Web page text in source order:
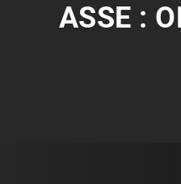
ASSE :